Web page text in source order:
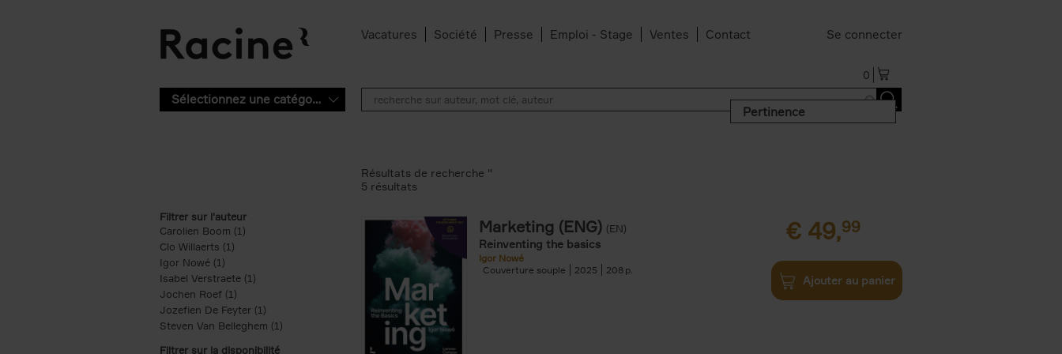
Vacatures Société Presse Emploi - Stage Ventes Contact Se connecter
0
Sélectionnez une catégorie
Pertinence
Filtrer sur l'auteur
Carolien Boom (1)
Clo Willaerts (1)
Igor Nowé (1)
Isabel Verstraete (1) Apply Isabel Verstraete filter
Jochen Roef (1)
Jozefien De Feyter (1) Apply Jozefien De Feyter filter
Steven Van Belleghem (1) Apply Steven Van Belleghem filter
Filtrer sur la disponibilité
Résultats de recherche ''
5 résultats
Marketing (ENG) (EN)
Reinventing the basics
Igor Nowé
Couverture souple
2025 208
€ 49,99
Ajouter au panier